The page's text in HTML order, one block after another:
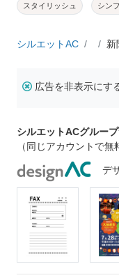
スタイリッシュ シン
シルエットAC 新
広告を非表示にす
シルエットACグルー
（同じアカウントで無
デ